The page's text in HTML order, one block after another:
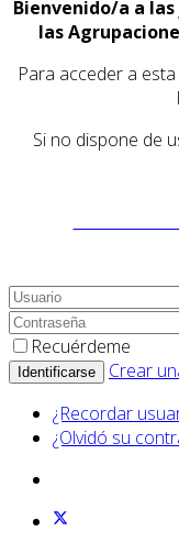
Bienvenido/a a
las
Para acceder a
Si no dispone de
Recuérdeme
Identificarse
Crear
¿Recordar
¿Olvidó su